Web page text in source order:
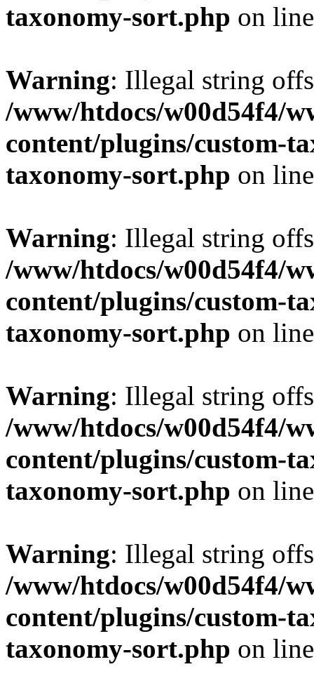
taxonomy-sort.php on
Warning: Illegal string
/www/htdocs/w00d54f4/
content/plugins/custom-
taxonomy-sort.php on
Warning: Illegal string
/www/htdocs/w00d54f4/
content/plugins/custom-
taxonomy-sort.php on
Warning: Illegal string
/www/htdocs/w00d54f4/
content/plugins/custom-
taxonomy-sort.php on
Warning: Illegal string
/www/htdocs/w00d54f4/
content/plugins/custom-
taxonomy-sort.php on